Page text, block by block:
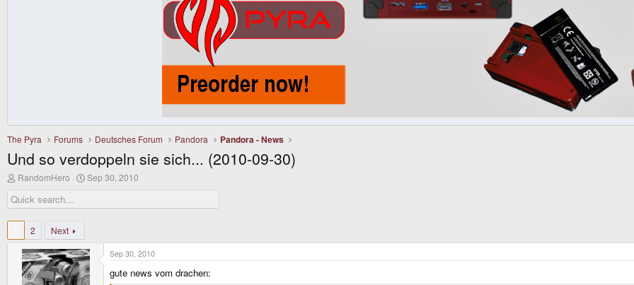
The Pyra Forums Deutsches Forum Pandora Pandora - News
Und so verdoppeln sie sich... (2010-09-30)
T
r
e
a
s
RandomHero
S
r
t
e
Sep 30, 2010
2 Next
Sep 30, 2010
gute news vom drachen: